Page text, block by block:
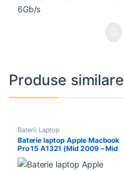
Produse similare
Baterii Laptop
Baterie laptop Apple Macbook
Pro 15 A1321 (Mid 2009 – Mid
2010)